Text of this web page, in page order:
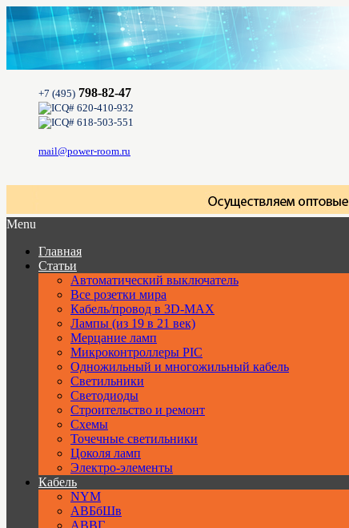
+7 (495) 798-82-47
620-410-932
618-503-551
mail@power-room.ru
Menu
Главная
Статьи
Автоматический выключатель
Все розетки мира
Кабель/провод в 3D-MAX
Лампы (из 19 в 21 век)
Мерцание ламп
Микроконтроллеры PIC
Одножильный и многожильный кабель
Светильники
Светодиоды
Строительство и ремонт
Схемы
Точечные светильники
Цоколя ламп
Электро-элементы
Кабель
NYM
АВБбШв
АВВГ